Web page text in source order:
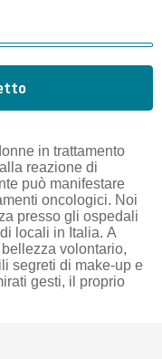
in trattamento
reazione di
può manifestare
oncologici. Noi
presso gli ospedali
locali in Italia. A
volontario,
segreti di make-up e
gesti, il proprio